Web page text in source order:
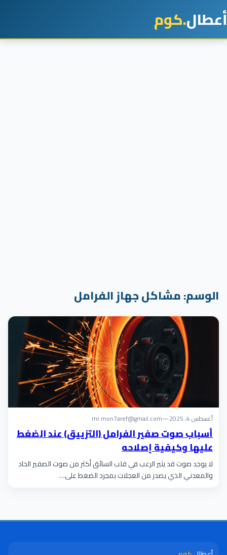
أعطال.كوم
الوسم:مشاكل جهاز الفرامل
أغسطس 4, 2025 —
mr.mon7aref@gmail.com
أسباب صوت صفير الفرامل (التزييق) عند الضغط
عليها وكيفية إصلاحه
لا يوجد صوت قد يثير الرعب في قلب السائق أكثر من صوت الصفير الحاد
والمعدني الذي يصدر من العجلات بمجرد الضغط على…